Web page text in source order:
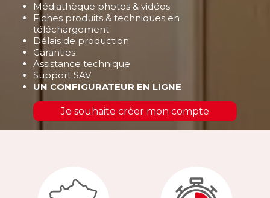
Médiathèque photos & vidéos
Fiches produits & techniques en
téléchargement
Délais de production
Garanties
Assistance technique
Support SAV
UN CONFIGURATEUR EN LIGNE
Je souhaite créer mon compte